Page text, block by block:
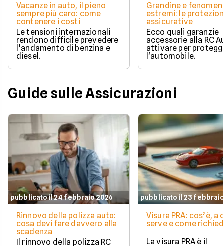
Vacanze in auto, il pieno
sempre più caro: come
contenere i costi
Le tensioni internazionali
rendono difficile prevedere
l’andamento di benzina e
diesel.
Grandine e
estremi: le
assicurative
Ecco quali garanzie
accessorie alla RC
attivare per
l'automobile.
Guide sulle Assicurazioni
pubblicato il 24 febbraio 2026
Rinnovo della polizza auto:
cosa devi fare davvero alla
scadenza
Il rinnovo della polizza RC
pubblicato il 23
Visura PRA: cos’è, a
serve e come
La visura PRA è il